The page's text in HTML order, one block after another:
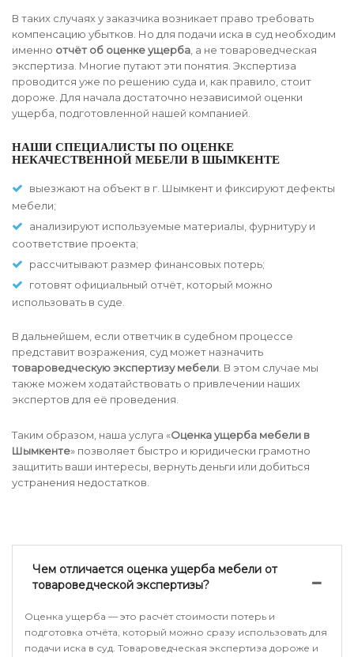
В таких случаях у заказчика возникает право требовать
компенсацию убытков. Но для подачи иска в суд необходим
именно отчёт об оценке ущерба, а не товароведческая
экспертиза. Многие путают эти понятия. Экспертиза
проводится уже по решению суда и, как правило, стоит
дороже. Для начала достаточно независимой оценки
ущерба, подготовленной нашей компанией.
НАШИ СПЕЦИАЛИСТЫ ПО ОЦЕНКЕ
НЕКАЧЕСТВЕННОЙ МЕБЕЛИ В ШЫМКЕНТЕ
выезжают на объект в г. Шымкент и фиксируют дефекты
мебели;
анализируют используемые материалы, фурнитуру и
соответствие проекта;
рассчитывают размер финансовых потерь;
готовят официальный отчёт, который можно
использовать в суде.
В дальнейшем, если ответчик в судебном процессе
представит возражения, суд может назначить
товароведческую экспертизу мебели. В этом случае мы
также можем ходатайствовать о привлечении наших
экспертов для её проведения.
Таким образом, наша услуга «Оценка ущерба мебели в
Шымкенте» позволяет быстро и юридически грамотно
защитить ваши интересы, вернуть деньги или добиться
устранения недостатков.
Чем отличается оценка ущерба мебели от
товароведческой экспертизы?
Оценка ущерба — это расчёт стоимости потерь и
подготовка отчёта, который можно сразу использовать для
подачи иска в суд. Товароведческая экспертиза дороже и